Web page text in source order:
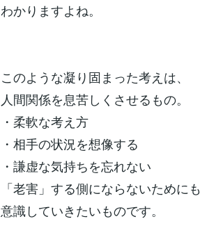
わかりますよね。
このような凝り固まった考えは、
人間関係を息苦しくさせるもの。
・柔軟な考え方
・相手の状況を想像する
・謙虚な気持ちを忘れない
「老害」する側にならないためにも
意識していきたいものです。